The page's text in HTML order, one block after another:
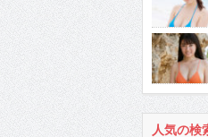
人気の検